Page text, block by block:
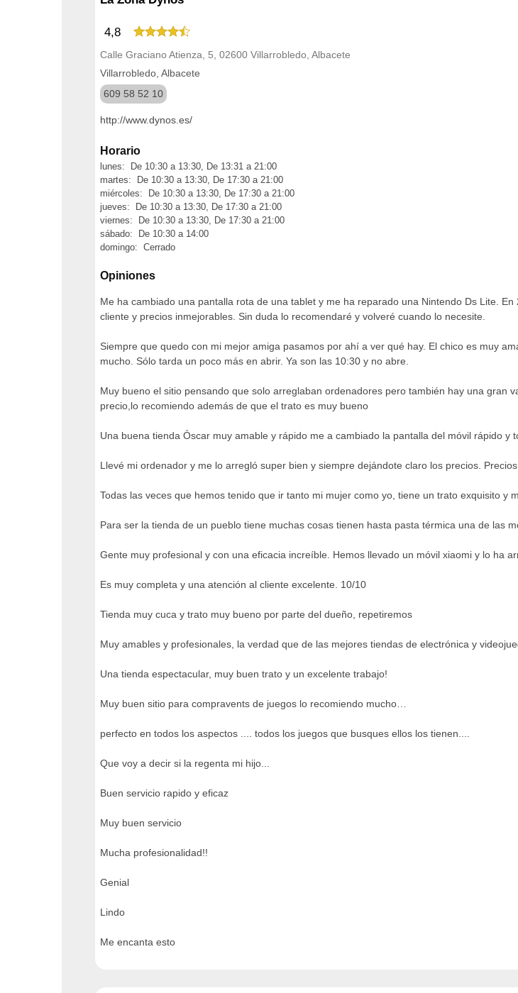
4,8
Calle Graciano Atienza, 5, 02600 Villarrobledo, Albacete
Villarrobledo, Albacete
609 58 52 10
http://www.dynos.es/
Horario
lunes: De 10:30 a 13:30, De 13:31 a 21:00
martes: De 10:30 a 13:30, De 17:30 a 21:00
miércoles: De 10:30 a 13:30, De 17:30 a 21:00
jueves: De 10:30 a 13:30, De 17:30 a 21:00
viernes: De 10:30 a 13:30, De 17:30 a 21:00
sábado: De 10:30 a 14:00
domingo: Cerrado
Opiniones
Me ha cambiado una pantalla rota de una tablet y me ha reparado una Nintendo Ds Lite.
cliente y precios inmejorables. Sin duda lo recomendaré y volveré cuando lo necesite.
Siempre que quedo con mi mejor amiga pasamos por ahí a ver qué hay. El chico es muy
mucho. Sólo tarda un poco más en abrir. Ya son las 10:30 y no abre.
Muy bueno el sitio pensando que solo arreglaban ordenadores pero también hay una gran
precio,lo recomiendo además de que el trato es muy bueno
Una buena tienda Óscar muy amable y rápido me a cambiado la pantalla del móvil rápido y
Llevé mi ordenador y me lo arregló super bien y siempre dejándote claro los precios.
Todas las veces que hemos tenido que ir tanto mi mujer como yo, tiene un trato exquisito y
Para ser la tienda de un pueblo tiene muchas cosas tienen hasta pasta térmica una de las
Gente muy profesional y con una eficacia increíble. Hemos llevado un móvil xiaomi y lo ha
Es muy completa y una atención al cliente excelente. 10/10
Tienda muy cuca y trato muy bueno por parte del dueño, repetiremos
Muy amables y profesionales, la verdad que de las mejores tiendas de electrónica y
Una tienda espectacular, muy buen trato y un excelente trabajo!
Muy buen sitio para compravents de juegos lo recomiendo mucho…
perfecto en todos los aspectos .... todos los juegos que busques ellos los tienen....
Que voy a decir si la regenta mi hijo...
Buen servicio rapido y eficaz
Muy buen servicio
Mucha profesionalidad!!
Genial
Lindo
Me encanta esto